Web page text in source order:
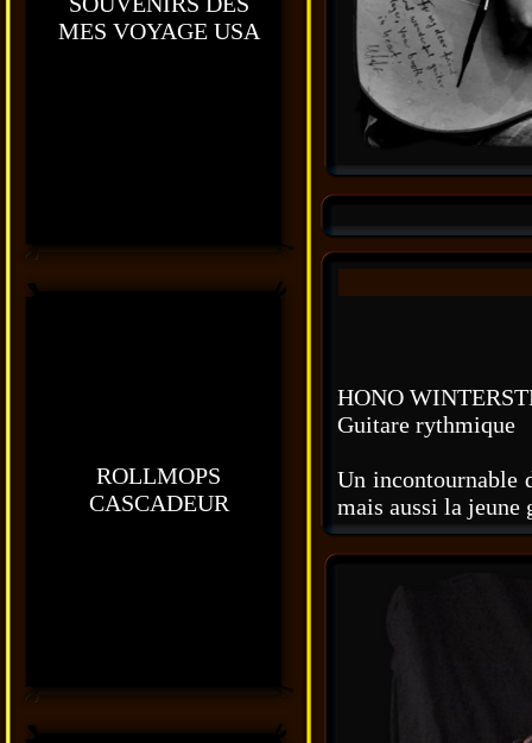
MES VOYAGE USA
ROLLMOPS
CASCADEUR
HONO
Guitare rythmique
Un incontournable
mais aussi la jeune